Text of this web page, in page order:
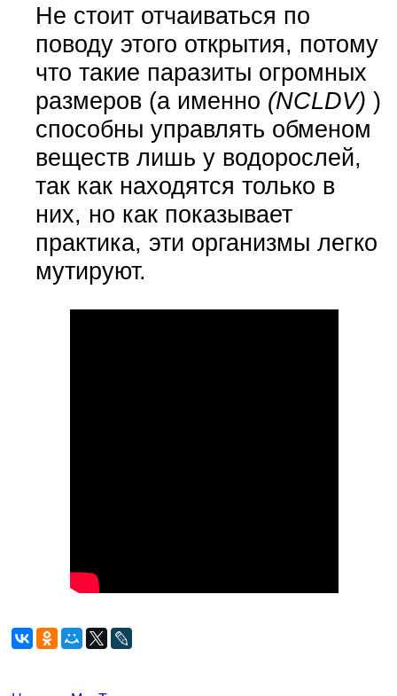
Не стоит отчаиваться по
поводу этого открытия, потому
что такие паразиты огромных
размеров (а именно (NCLDV) )
способны управлять обменом
веществ лишь у водорослей,
так как находятся только в
них, но как показывает
практика, эти организмы легко
мутируют.